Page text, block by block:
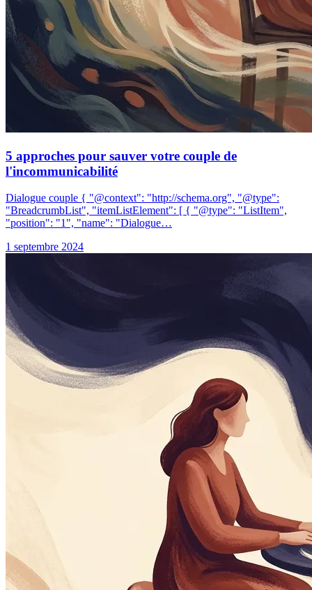
5 approches pour sauver votre couple de
l'incommunicabilité
Dialogue couple { "@context": "http://schema.org", "@type":
"BreadcrumbList", "itemListElement": [ { "@type": "ListItem",
"position": "1", "name": "Dialogue…
1 septembre 2024